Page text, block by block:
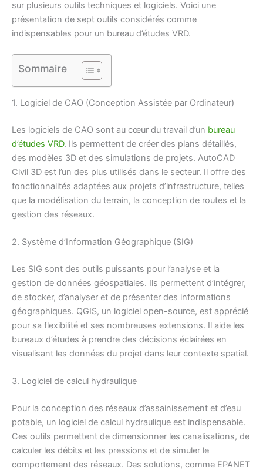
sur plusieurs outils techniques et logiciels. Voici une
présentation de sept outils considérés comme
indispensables pour un bureau d’études VRD.
Sommaire
1. Logiciel de CAO (Conception Assistée par Ordinateur)
Les logiciels de CAO sont au cœur du travail d’un bureau
d’études VRD. Ils permettent de créer des plans détaillés,
des modèles 3D et des simulations de projets. AutoCAD
Civil 3D est l’un des plus utilisés dans le secteur. Il offre des
fonctionnalités adaptées aux projets d’infrastructure, telles
que la modélisation du terrain, la conception de routes et la
gestion des réseaux.
2. Système d’Information Géographique (SIG)
Les SIG sont des outils puissants pour l’analyse et la
gestion de données géospatiales. Ils permettent d’intégrer,
de stocker, d’analyser et de présenter des informations
géographiques. QGIS, un logiciel open-source, est apprécié
pour sa flexibilité et ses nombreuses extensions. Il aide les
bureaux d’études à prendre des décisions éclairées en
visualisant les données du projet dans leur contexte spatial.
3. Logiciel de calcul hydraulique
Pour la conception des réseaux d’assainissement et d’eau
potable, un logiciel de calcul hydraulique est indispensable.
Ces outils permettent de dimensionner les canalisations, de
calculer les débits et les pressions et de simuler le
comportement des réseaux. Des solutions, comme EPANET